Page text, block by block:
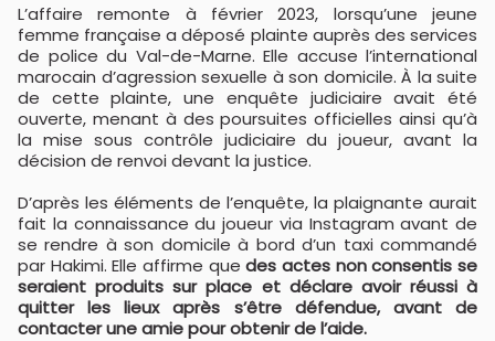
L’affaire remonte à février 2023, lorsqu’une jeune
femme française a déposé plainte auprès des services
de police du Val-de-Marne. Elle accuse l’international
marocain d’agression sexuelle à son domicile. À la suite
de cette plainte, une enquête judiciaire avait été
ouverte, menant à des poursuites officielles ainsi qu’à
la mise sous contrôle judiciaire du joueur, avant la
décision de renvoi devant la justice.
D’après les éléments de l’enquête, la plaignante aurait
fait la connaissance du joueur via Instagram avant de
se rendre à son domicile à bord d’un taxi commandé
par Hakimi. Elle affirme quedes actes non consentis se
seraient produits sur place et déclare avoir réussi à
quitter les lieux après s’être défendue, avant de
contacter une amie pour obtenir de l’aide.